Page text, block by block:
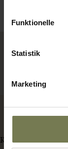
Funktionelle
Statistik
Marketing
Læg i kurv
KONTAKT OS